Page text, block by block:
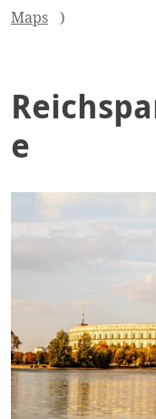
Maps
)
e